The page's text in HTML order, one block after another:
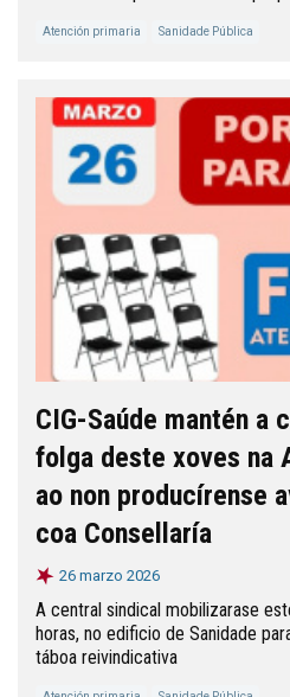
Atención primaria Sanidade Pública
CIG-Saúde mantén a
folga deste xoves na
ao non producírense
coa Consellaría
26 marzo 2026
A central sindical mobilizarase
horas, no edificio de Sanidade
táboa reivindicativa